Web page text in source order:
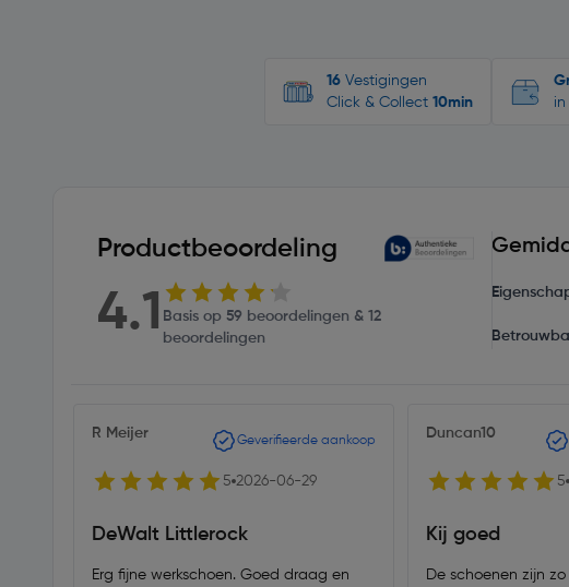
16 Vestigingen
Click & Collect 10min
Productbeoordeling
4.1 Basis op 59 beoordelingen & 12
beoordelingen
R Meijer Geverifieerde aankoop
5 2026-06-29
DeWalt Littlerock
Erg fijne werkschoen. Goed draag en
Duncan10
5
Kij goed
De schoenen zijn